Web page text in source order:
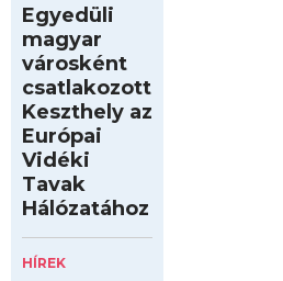
Egyedüli
magyar
városként
csatlakozott
Keszthely az
Európai
Vidéki
Tavak
Hálózatához
HÍREK